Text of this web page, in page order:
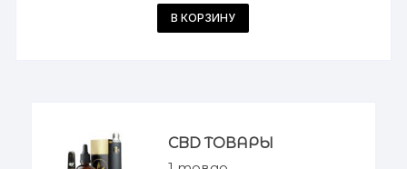
В КОРЗИНУ
CBD ТОВАРЫ